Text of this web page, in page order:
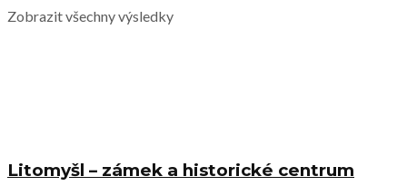
Zobrazit všechny výsledky
Litomyšl – zámek a historické centrum